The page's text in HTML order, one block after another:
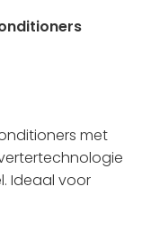
met
Ideaal voor